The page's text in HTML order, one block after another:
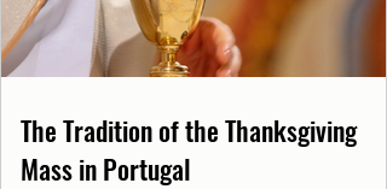
The Tradition of the Thanksgiving
Mass in Portugal